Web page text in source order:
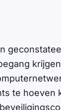
te hoeven